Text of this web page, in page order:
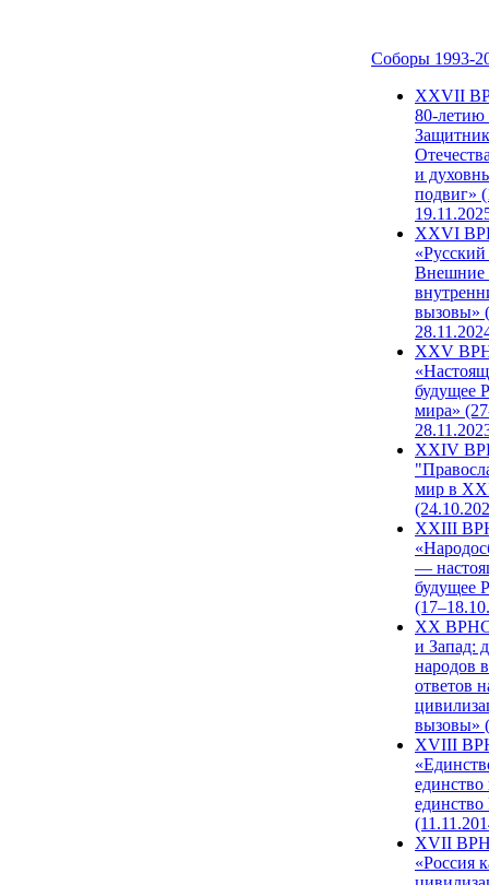
Соборы 1993-
ХХVII
80-
и
подвиг»
XXVI
Внешние
вызовы»
XXV
будущее
мира»
XXIV
мир в
XXIII
—
будущее
XX ВРНС
и Запад:
народов
ответов
вызовы»
XVIII
единство
единство
XVII
«Россия